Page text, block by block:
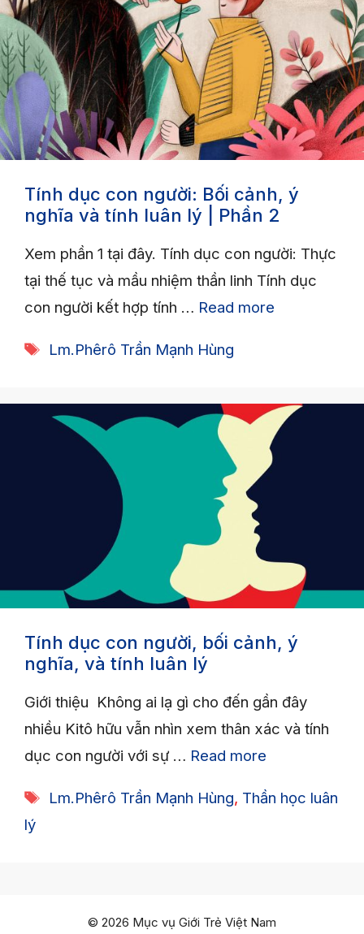
Tính dục con người: Bối cảnh, ý
nghĩa và tính luân lý | Phần 2
Xem phần 1 tại đây. Tính dục con người: Thực
tại thế tục và mầu nhiệm thần linh Tính dục
con người kết hợp tính … Read more
Tags
Lm.Phêrô Trần Mạnh Hùng
Tính dục con người, bối cảnh, ý
nghĩa, và tính luân lý
Giới thiệu Không ai lạ gì cho đến gần đây
nhiều Kitô hữu vẫn nhìn xem thân xác và tính
dục con người với sự … Read more
Tags
Lm.Phêrô Trần Mạnh Hùng, Thần học luân
lý
© 2026 Mục vụ Giới Trẻ Việt Nam